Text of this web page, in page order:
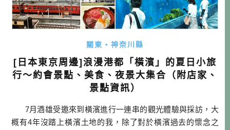
關東・神奈川縣
[日本東京周邊]浪漫港都「橫濱」的夏日小旅
行～約會景點、美食、夜景大集合（附店家、
景點資訊）
7月酒雄受邀來到橫濱進行一連串的觀光體驗與採訪，大
概有4年沒踏上橫濱土地的我，除了對於橫濱過去的懷念之